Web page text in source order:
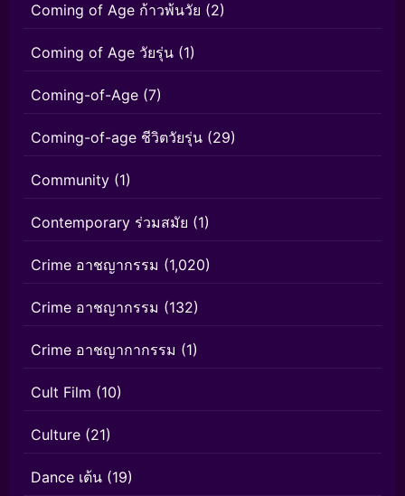
Coming of Age ก้าวพ้นวัย (2)
Coming of Age วัยรุ่น (1)
Coming-of-Age (7)
Coming-of-age ชีวิตวัยรุ่น (29)
Community (1)
Contemporary ร่วมสมัย (1)
Crime อาชญากรรม (1,020)
Crime อาชญากรรม (132)
Crime อาชญากากรรม (1)
Cult Film (10)
Culture (21)
Dance เต้น (19)